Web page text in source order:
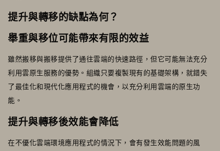
提升與轉移的缺點為何？
舉重與移位可能帶來有限的效益
雖然搬移與搬移提供了通往雲端的快速路徑，但它可能無法充分
利用雲原生服務的優勢。組織只要複製現有的基礎架構，就錯失
了最佳化和現代化應用程式的機會，以充分利用雲端的原生功
能。
提升與轉移後效能會降低
在不優化雲端環境應用程式的情況下，會有發生效能問題的風